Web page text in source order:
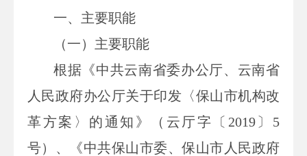
一、主要职能
（一）主要职能
根据《中共云南省委办公厅、云南省
人民政府办公厅关于印发〈保山市机构改
革方案〉的通知》（云厅字〔 2019〕 5
号）、《中共保山市委、保山市人民政府